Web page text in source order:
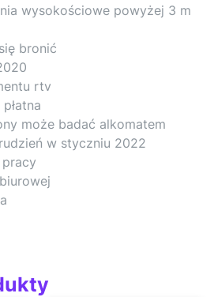
wysokościowe powyżej 3 m
bronić
rtv
może badać alkomatem
w styczniu 2022